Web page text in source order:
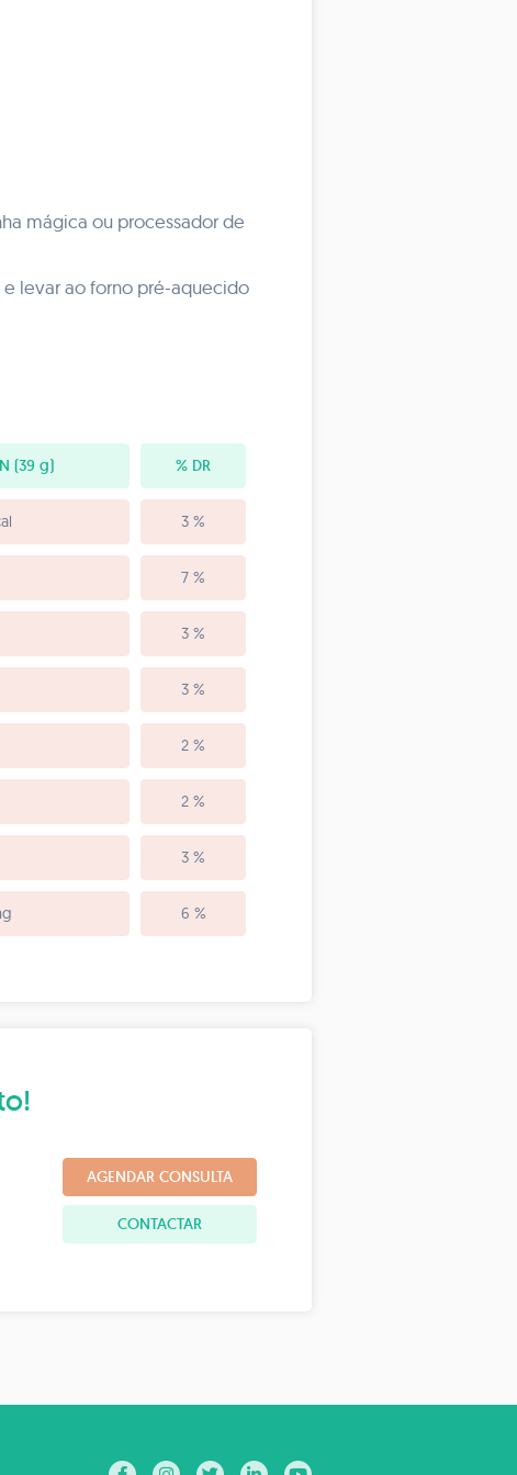
mágica ou processador de
levar ao forno pré-aquecido
(39 g) % DR
3 %
7 %
3 %
3 %
2 %
2 %
3 %
6 %
AGENDAR CONSULTA
CONTACTAR